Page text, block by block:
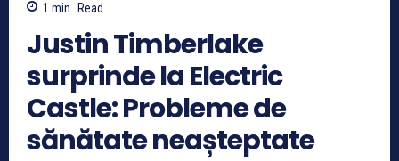
1 min. Read
Justin Timberlake
surprinde la Electric
Castle: Probleme de
sănătate neașteptate